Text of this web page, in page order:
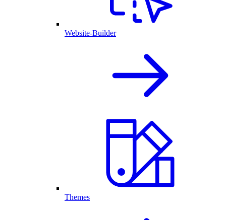
Website-Builder
Themes